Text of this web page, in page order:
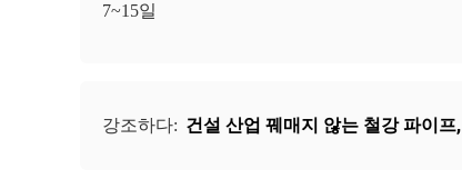
7~15일
강조하다: 건설 산업 꿰매지 않는 철강 파이프,